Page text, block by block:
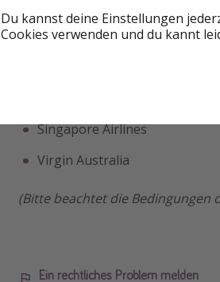
LATAM
Singapore Airlines
Virgin Australia
(Bitte beachtet die Bedingungen
Ein rechtliches Problem melden
Du kannst deine Einstellungen
Cookies verwenden und du kannt